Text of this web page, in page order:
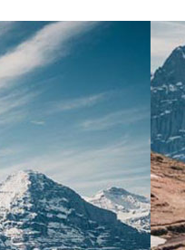
-バリ島結婚式・挙式-
JAPAN
-その他国内結婚式・挙式-
-バリ島結婚式・挙式-
JAPAN
-その他国内結婚式・挙式-
-バリ島フォトウェディング-
JAPAN
-その他国内フォトウェディング-